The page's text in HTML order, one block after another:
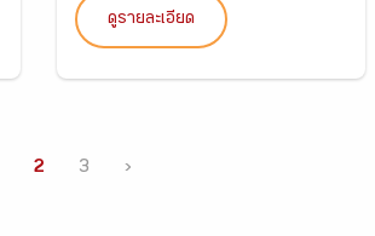
ดูรายละเอียด
2 3 ›